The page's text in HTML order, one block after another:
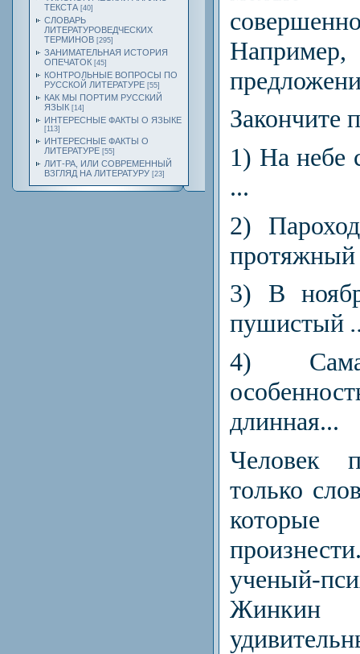
ТЕКСТА [40]
СЛОВАРЬ
ЛИТЕРАТУРОВЕДЧЕСКИХ
ТЕРМИНОВ [295]
ЗАНИМАТЕЛЬНАЯ ИСТОРИЯ
ОПЕЧАТОК [45]
КОНТРОЛЬНЫЕ ВОПРОСЫ ПО
РУССКОЙ ЛИТЕРАТУРЕ [55]
КАК МЫ ПОРТИМ РУССКИЙ
ЯЗЫК [14]
ИНТЕРЕСНЫЕ ФАКТЫ О ЯЗЫКЕ
[113]
ИНТЕРЕСНЫЕ ФАКТЫ О
ЛИТЕРАТУРЕ [55]
ЛИТ-РА, ИЛИ СОВРЕМЕННЫЙ
ВЗГЛЯД НА ЛИТЕРАТУРУ [23]
Закончите
1) На небе
...
2)
протяжный
3) В
пушистый
4)
длинная...
Человек
только
которые
ученый-